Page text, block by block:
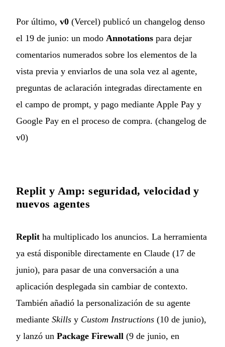
Por último, v0 (Vercel) publicó un changelog denso
el 19 de junio: un modo Annotations para dejar
comentarios numerados sobre los elementos de la
vista previa y enviarlos de una sola vez al agente,
preguntas de aclaración integradas directamente en
el campo de prompt, y pago mediante Apple Pay y
Google Pay en el proceso de compra. (changelog de
v0)
Replit y Amp: seguridad, velocidad y
nuevos agentes
Replit ha multiplicado los anuncios. La herramienta
ya está disponible directamente en Claude (17 de
junio), para pasar de una conversación a una
aplicación desplegada sin cambiar de contexto.
También añadió la personalización de su agente
mediante Skills y Custom Instructions (10 de junio),
y lanzó un Package Firewall (9 de junio, en